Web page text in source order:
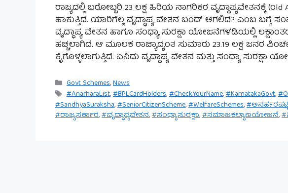
ರಾಜ್ಯದಲ್ಲಿ ಬರೋಬ್ಬರಿ 23 ಲಕ್ಷ ಹಿರಿಯ ನಾಗರಿಕರ ವೃದ್ಧಾಪ್ಯವೇತನಕ್ಕೆ (Old
ಹಾಕುತ್ತಿದೆ. ಯಾರಿಗೆಲ್ಲ ವೃದ್ಧಾಪ್ಯ ವೇತನ ಬಂದ್ ಆಗಲಿದೆ? ಎಂಬ ಬಗ್ಗೆ
ವೃದ್ಧಾಪ್ಯ ವೇತನ ಹಾಗೂ ಸಂಧ್ಯಾ ಸುರಕ್ಷಾ ಯೋಜನೆಗಳಡಿಯಲ್ಲಿ
ಹಚ್ಚಲಾಗಿದೆ. ಆ ಮೂಲಕ ರಾಜ್ಯಾದ್ಯಂತ ಸುಮಾರು 23.19 ಲಕ್ಷ ಜನರ
ಕೈಗೊಳ್ಳಲಾಗುತ್ತಿದೆ. ಏನಿದು ವೃದ್ಧಾಪ್ಯ ವೇತನ ಮತ್ತು ಸಂಧ್ಯಾ ಸುರಕ್ಷಾ
Categories
Govt Schemes,News
Tags
#AnarharaList,#BPLCardHolders,#CheckYourName,#KarnatakaGovt,
#SandhyaSuraksha,#SeniorCitizenScheme,#WelfareSchemes,
#ರಾಜ್ಯಸರ್ಕಾರ,#ವೃದ್ಧಾಪ್ಯವೇತನ,#ಸಂಧ್ಯಾಸುರಕ್ಷಾ,#ಸಮಾಜಕಲ್ಯಾಣಯೋಜನೆ,